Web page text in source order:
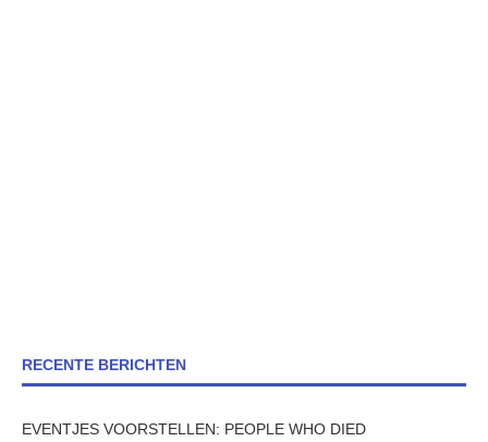
RECENTE BERICHTEN
EVENTJES VOORSTELLEN: PEOPLE WHO DIED